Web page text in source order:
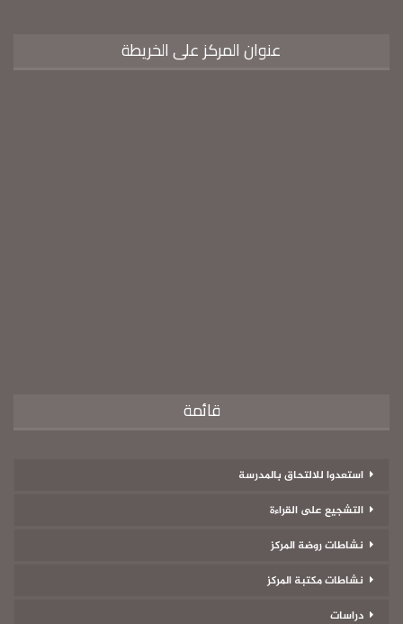
عنوان المركز على الخريطة
قائمة
استعدوا للالتحاق بالمدرسة
التشجيع على القراءة
نشاطات روضة المركز
نشاطات مكتبة المركز
دراسات